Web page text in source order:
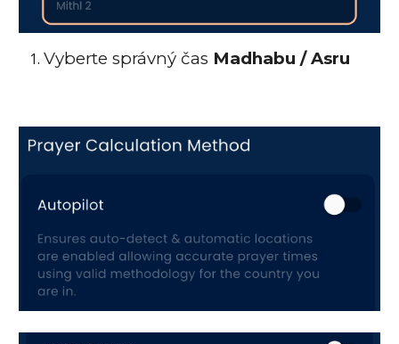
Vyberte správný čas Madhabu / Asru